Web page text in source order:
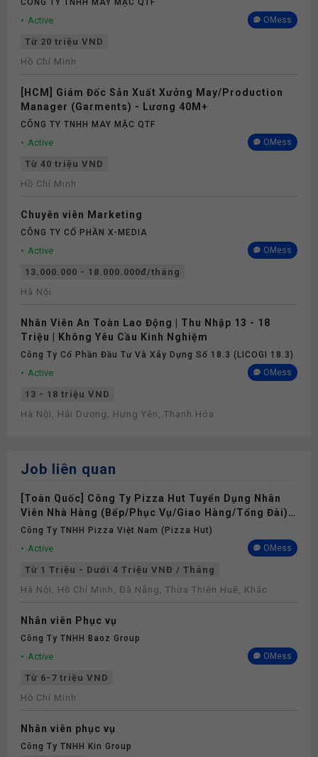
CÔNG TY TNHH MAY MẶC QTF
Active OMess
Từ 20 triệu VND
Hồ Chí Minh
[HCM] Giám Đốc Sản Xuất Xưởng May/Production
Manager (Garments) - Lương 40M+
CÔNG TY TNHH MAY MẶC QTF
Active OMess
Từ 40 triệu VND
Hồ Chí Minh
Chuyên viên Marketing
CÔNG TY CỔ PHẦN X-MEDIA
Active OMess
13.000.000 - 18.000.000đ/tháng
Hà Nội
Nhân Viên An Toàn Lao Động | Thu Nhập 13 - 18
Triệu | Không Yêu Cầu Kinh Nghiệm
Công Ty Cổ Phần Đầu Tư Và Xây Dựng Số 18.3 (LICOGI 18.3)
Active OMess
13 - 18 triệu VND
Hà Nội, Hải Dương, Hưng Yên, Thanh Hóa
Job liên quan
[Toàn Quốc] Công Ty Pizza Hut Tuyển Dụng Nhân
Viên Nhà Hàng (Bếp/Phục Vụ/Giao Hàng/Tổng Đài)
Part-time/Full-time 2026
Công Ty TNHH Pizza Việt Nam (Pizza Hut)
Active OMess
Từ 1 Triệu - Dưới 4 Triệu VNĐ / Tháng
Hà Nội, Hồ Chí Minh, Đà Nẵng, Thừa Thiên Huế, Khác
Nhân viên Phục vụ
Công Ty TNHH Baoz Group
Active OMess
Từ 6-7 triệu VND
Hồ Chí Minh
Nhân viên phục vụ
Công Ty TNHH Kin Group